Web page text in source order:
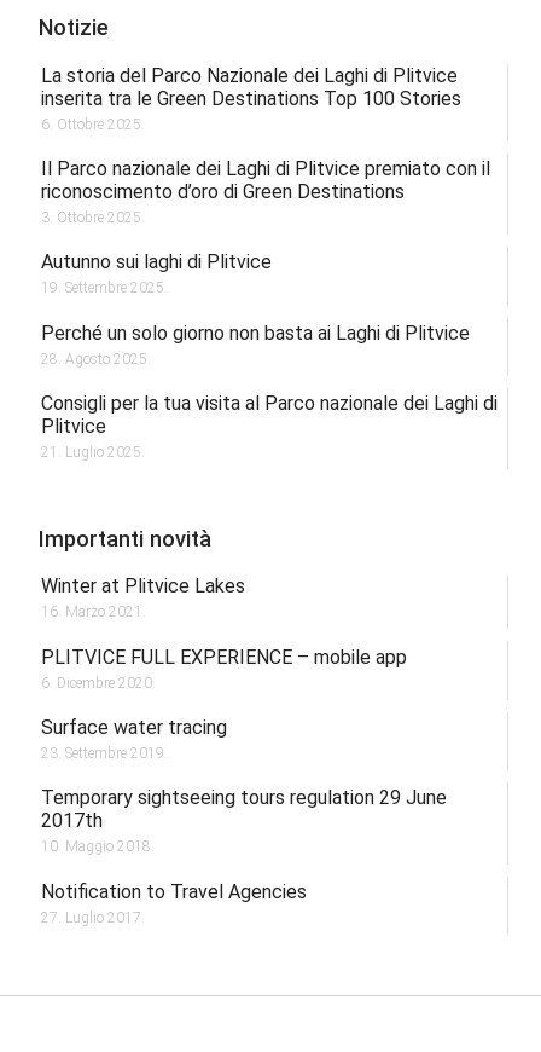
Notizie
La storia del Parco Nazionale dei Laghi di Plitvice
inserita tra le Green Destinations Top 100 Stories
6. Ottobre 2025.
Il Parco nazionale dei Laghi di Plitvice premiato con il
riconoscimento d’oro di Green Destinations
3. Ottobre 2025.
Autunno sui laghi di Plitvice
19. Settembre 2025.
Perché un solo giorno non basta ai Laghi di Plitvice
28. Agosto 2025.
Consigli per la tua visita al Parco nazionale dei Laghi di
Plitvice
21. Luglio 2025.
Importanti novità
Winter at Plitvice Lakes
16. Marzo 2021.
PLITVICE FULL EXPERIENCE – mobile app
6. Dicembre 2020.
Surface water tracing
23. Settembre 2019.
Temporary sightseeing tours regulation 29 June
2017th
10. Maggio 2018.
Notification to Travel Agencies
27. Luglio 2017.